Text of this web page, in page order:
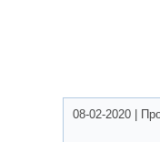
08-02-2020